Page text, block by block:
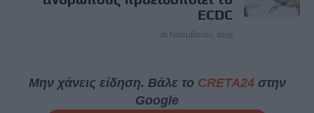
ECDC
26 Νοεμβρίου, 2025
Μην χάνεις είδηση. Βάλε το CRETA24στην
Google